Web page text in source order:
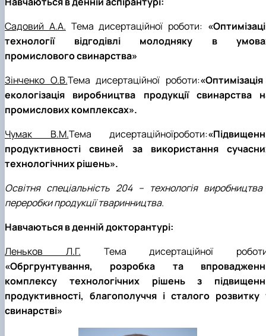
Садовий А.А. Тема дисертаційної роботи:
технології відгодівлі молодняку в
промислового свинарства»
Зінченко О.В.Тема дисертаційної роботи:«Оптимізація
екологізація виробництва продукції свинарства
промислових комплексах».
Чумак В.М.Тема дисертаційноїроботи:
продуктивності свиней за використання
технологічних рішень».
Освітня спеціальність 204 – технологія виробництва
переробки продукції тваринництва.
Навчаються в денній докторантурі:
Леньков Л.Г. Тема дисертаційної
«Обргрунтування, розробка та
комплексу технологічних рішень з
продуктивності, благополуччя і сталого розвитку
свинарстві»